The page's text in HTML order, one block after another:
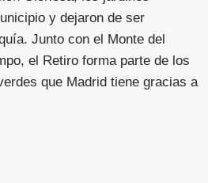
y dejaron de ser
Junto con el Monte del
el Retiro forma parte de los
que Madrid tiene gracias a